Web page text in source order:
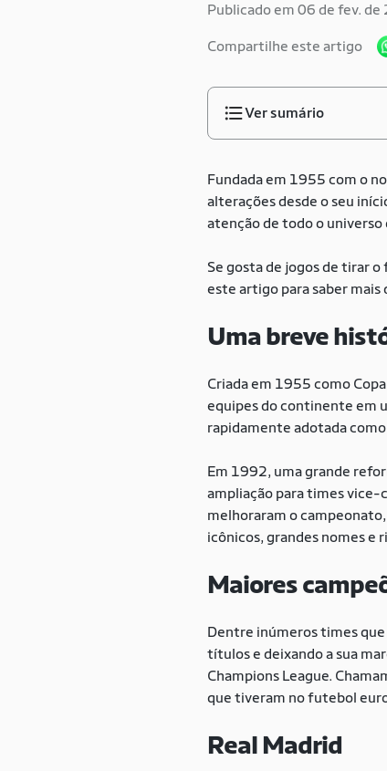
Publicado em 06 de fev. de
Compartilhe este artigo
Ver sumário
Fundada em 1955 com o
alterações desde o seu
atenção de todo o
Se gosta de jogos de tirar
este artigo para saber
Uma breve
Criada em 1955 como
equipes do continente em
rapidamente adotada
Em 1992, uma grande
ampliação para times vice-
melhoraram o
icônicos, grandes nomes e
Maiores
Dentre inúmeros times que
títulos e deixando a sua
Champions League.
que tiveram no futebol
Real Madrid